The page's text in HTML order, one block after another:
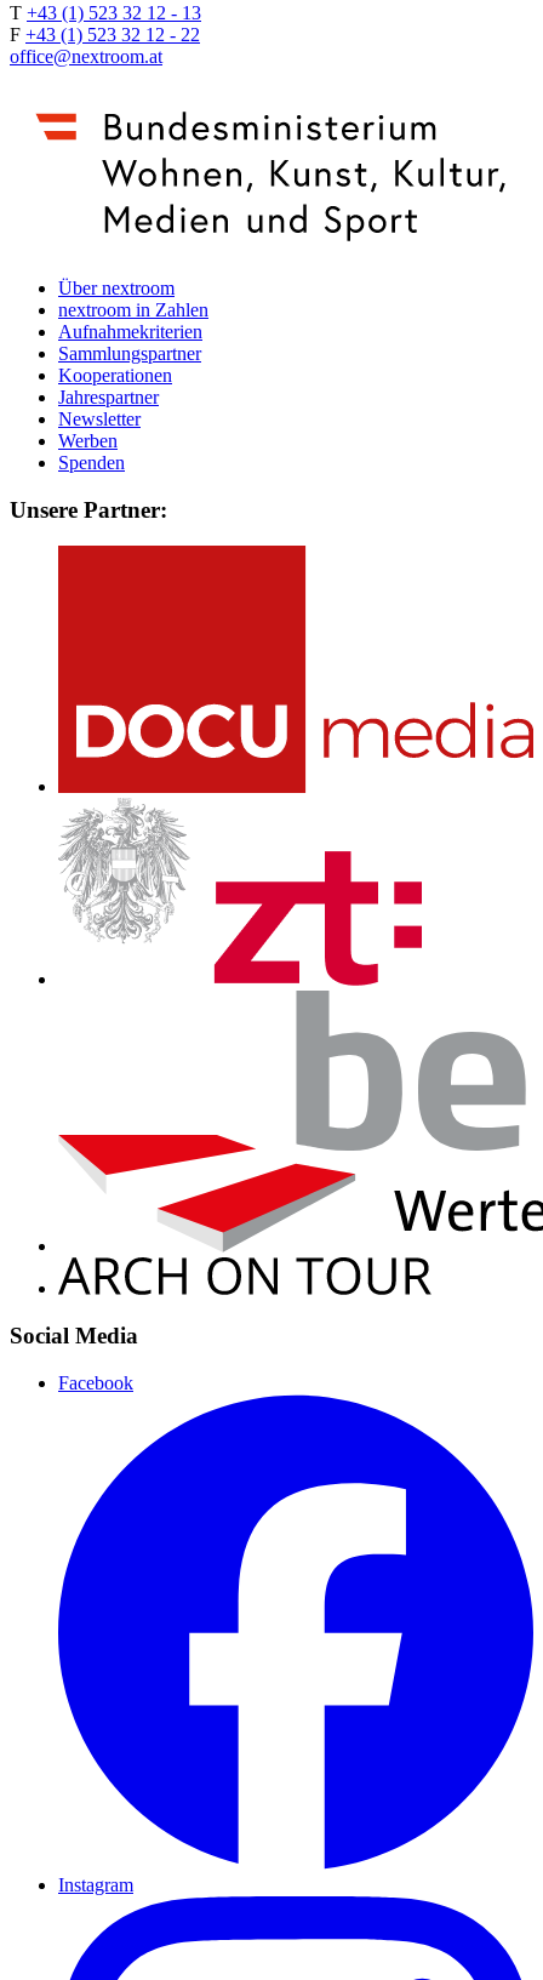
T +43 (1) 523 32 12 - 13
F +43 (1) 523 32 12 - 22
office@nextroom.at
Über nextroom
nextroom in Zahlen
Aufnahmekriterien
Sammlungspartner
Kooperationen
Jahrespartner
Newsletter
Werben
Spenden
Unsere Partner:
Social Media
Facebook
Instagram